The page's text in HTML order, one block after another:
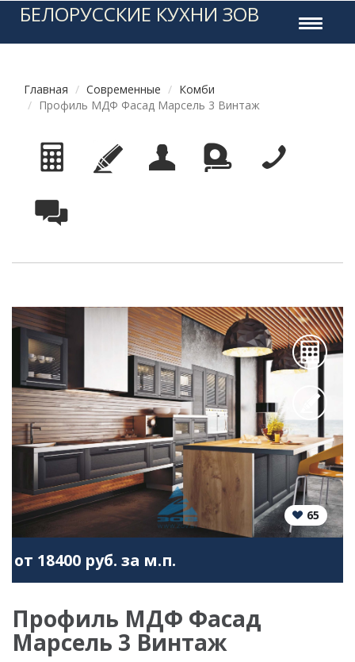
Toggle
БЕЛОРУССКИЕ КУХНИ ЗОВ
Главная Современные
Комби
Профиль МДФ Фасад Марсель 3 Винтаж
65
от 18400 руб. за м.п.
Профиль МДФ Фасад
Марсель 3 Винтаж